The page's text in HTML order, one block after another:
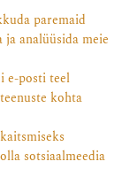
paremaid
analüüsida meie
e-posti teel
kohta
sotsiaalmeedia